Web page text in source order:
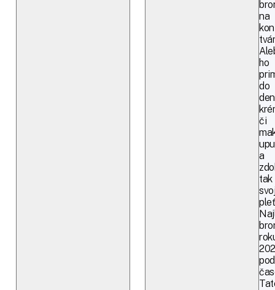
na
ho
do
či
upu
a
tak